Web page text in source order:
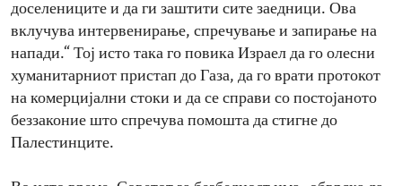
доселениците и да ги заштити сите заедници. Ова
вклучува интервенирање, спречување и запирање на
напади.“ Тој исто така го повика Израел да го олесни
хуманитарниот пристап до Газа, да го врати протокот
на комерцијални стоки и да се справи со постојаното
беззаконие што спречува помошта да стигне до
Палестинците.